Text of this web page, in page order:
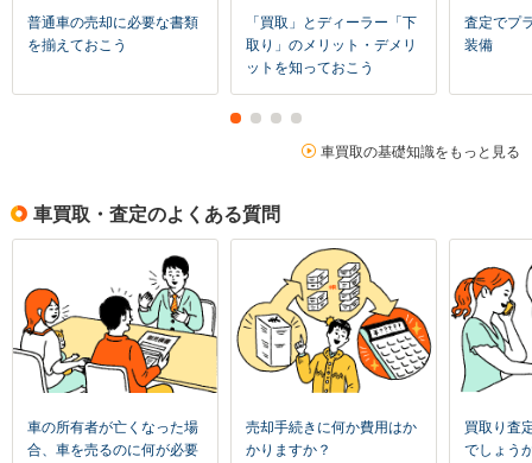
普通車の売却に必要な書類
を揃えておこう
「買取」とディーラー「下
取り」のメリット・デメリ
ットを知っておこう
査定でプ
装備
車買取の基礎知識をもっと見る
車買取・査定のよくある質問
車の所有者が亡くなった場
合、車を売るのに何が必要
売却手続きに何か費用はか
かりますか？
買取り査
でしょう